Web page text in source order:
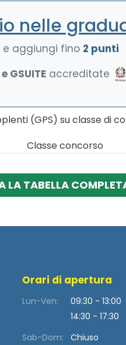
nelle
e aggiungi fino 2 punti
GSUITE accreditate
(GPS) su classe di
Classe concorso
LA TABELLA
Orari di apertura
Lun-Ven:
09:30 - 13:00
14:30 - 17:30
Sab-Dom:
Chiuso